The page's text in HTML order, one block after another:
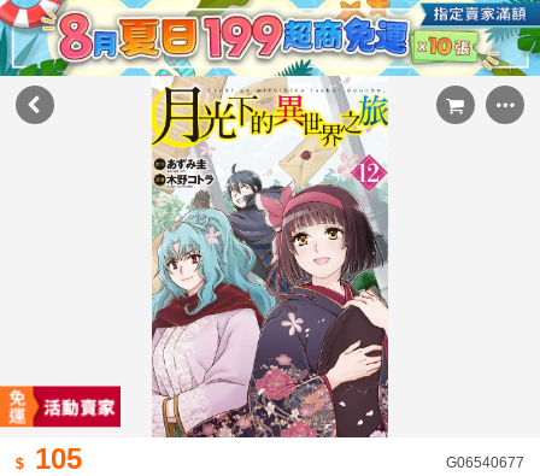
105 G06540677